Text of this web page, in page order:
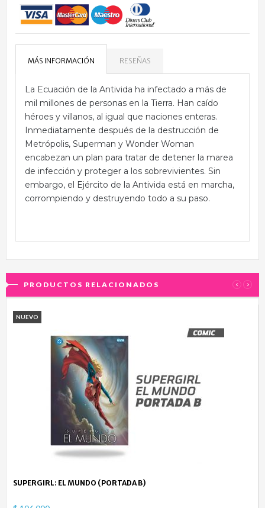
MÁS INFORMACIÓN RESEÑAS
La Ecuación de la Antivida ha infectado a más de
mil millones de personas en la Tierra. Han caído
héroes y villanos, al igual que naciones enteras.
Inmediatamente después de la destrucción de
Metrópolis, Superman y Wonder Woman
encabezan un plan para tratar de detener la marea
de infección y proteger a los sobrevivientes. Sin
embargo, el Ejército de la Antivida está en marcha,
corrompiendo y destruyendo todo a su paso.
PRODUCTOS RELACIONADOS ‹ ›
NUEVO
SUPERGIRL: EL MUNDO (PORTADA B)